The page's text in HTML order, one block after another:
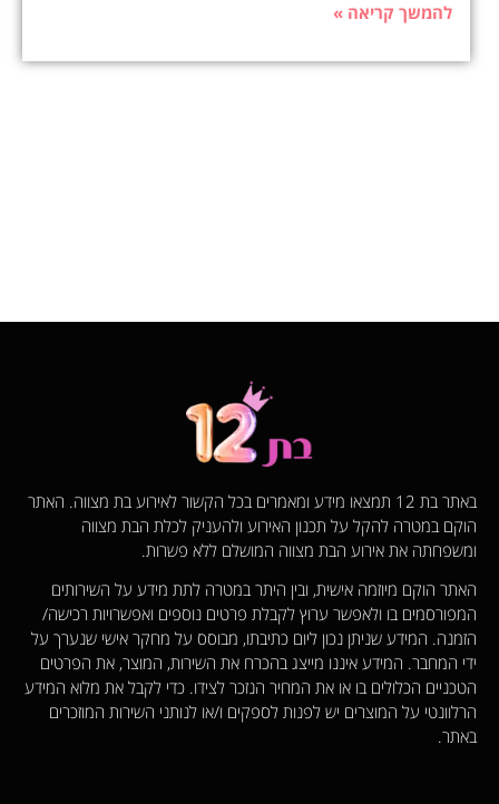
להמשך קריאה »
באתר בת 12 תמצאו מידע ומאמרים בכל הקשור לאירוע בת מצווה. האתר
הוקם במטרה להקל על תכנון האירוע ולהעניק לכלת הבת מצווה
ומשפחתה את אירוע הבת מצווה המושלם ללא פשרות.
האתר הוקם מיוזמה אישית, ובין היתר במטרה לתת מידע על השירותים
המפורסמים בו ולאפשר ערוץ לקבלת פרטים נוספים ואפשרויות רכישה/
הזמנה. המידע שניתן נכון ליום כתיבתו, מבוסס על מחקר אישי שנערך על
ידי המחבר. המידע איננו מייצג בהכרח את השירות, המוצר, את הפרטים
הטכניים הכלולים בו או את המחיר הנזכר לצידו. כדי לקבל את מלוא המידע
הרלוונטי על המוצרים יש לפנות לספקים ו/או לנותני השירות המוזכרים
באתר.